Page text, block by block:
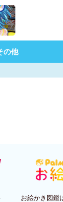
の他
お絵かき図鑑